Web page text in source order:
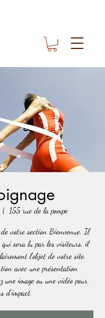
|
155 rue de la pompe
votre section Bienvenue. Il
sera lu par les visiteurs, il
l'objet de votre site.
avec une présentation
une image ou une vidéo pour
d'impact.